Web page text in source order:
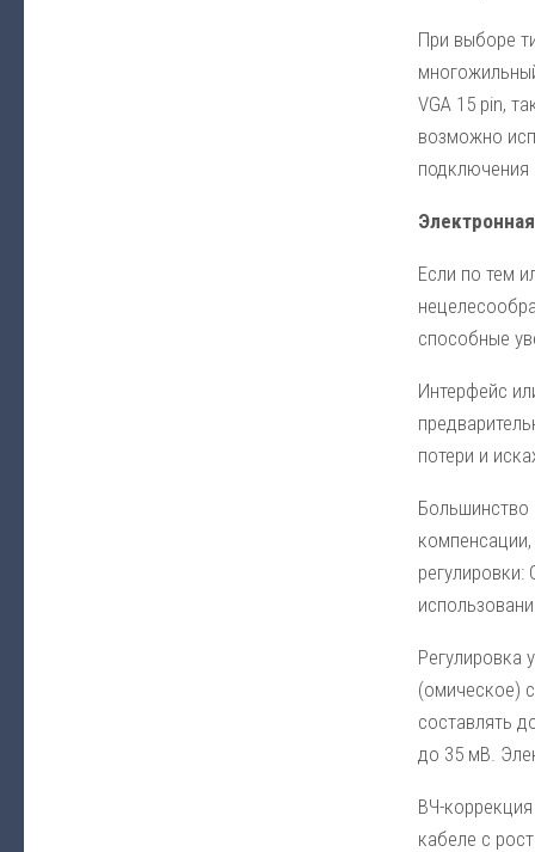
При выборе
VGA 15 pin,
возможно
подключения
Если по тем
способные
Интерфейс
потери и
Большинство
Регулировка
(омическое)
составлять
до 35 мВ.
ВЧ-
кабеле с